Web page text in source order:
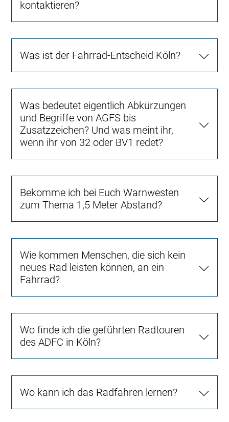
kontaktieren?
Was ist der Fahrrad-Entscheid Köln?
Was bedeutet eigentlich Abkürzungen
und Begriffe von AGFS bis
Zusatzzeichen? Und was meint ihr,
wenn ihr von 32 oder BV1 redet?
Bekomme ich bei Euch Warnwesten
zum Thema 1,5 Meter Abstand?
Wie kommen Menschen, die sich kein
neues Rad leisten können, an ein
Fahrrad?
Wo finde ich die geführten Radtouren
des ADFC in Köln?
Wo kann ich das Radfahren lernen?